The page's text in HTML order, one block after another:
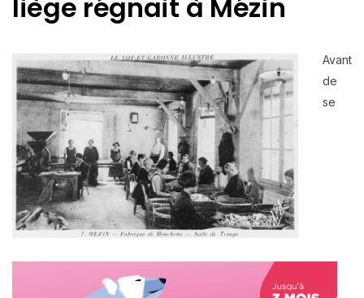
liège régnait à Mézin
Avant
de
se